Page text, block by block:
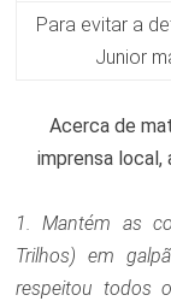
Para evitar a
Junior
Acerca de
imprensa
1. Mantém as
Trilhos) em
respeitou todos